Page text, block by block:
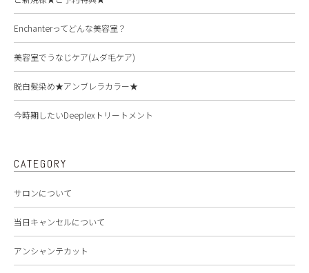
Enchanterってどんな美容室？
美容室でうなじケア(ムダ毛ケア)
脱白髪染め★アンブレラカラー★
今時期したいDeeplexトリートメント
CATEGORY
サロンについて
当日キャンセルについて
アンシャンテカット